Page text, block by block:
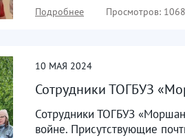
Подробнее Просмотров: 1068
10 МАЯ 2024
Сотрудники ТОГБУЗ
Сотрудники ТОГБУЗ
войне. Присутствующие